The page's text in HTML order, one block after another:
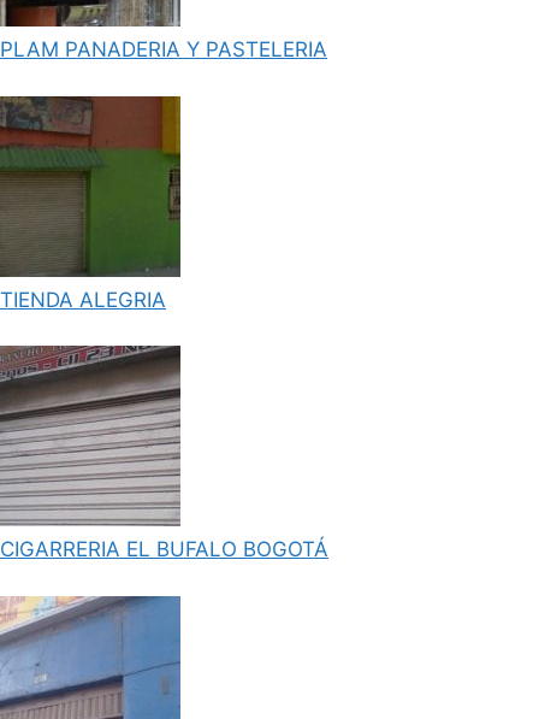
PLAM PANADERIA Y PASTELERIA
TIENDA ALEGRIA
CIGARRERIA EL BUFALO BOGOTÁ